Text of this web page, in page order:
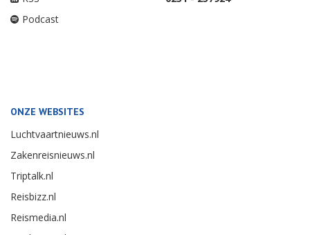
Podcast
ONZE WEBSITES
Luchtvaartnieuws.nl
Zakenreisnieuws.nl
Triptalk.nl
Reisbizz.nl
Reismedia.nl